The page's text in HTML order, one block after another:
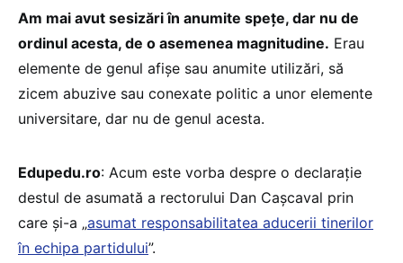
Am mai avut sesizări în anumite spețe, dar nu de
ordinul acesta, de o asemenea magnitudine. Erau
elemente de genul afișe sau anumite utilizări, să
zicem abuzive sau conexate politic a unor elemente
universitare, dar nu de genul acesta.
Edupedu.ro: Acum este vorba despre o declarație
destul de asumată a rectorului Dan Cașcaval prin
care și-a „asumat responsabilitatea aducerii tinerilor
în echipa partidului”.